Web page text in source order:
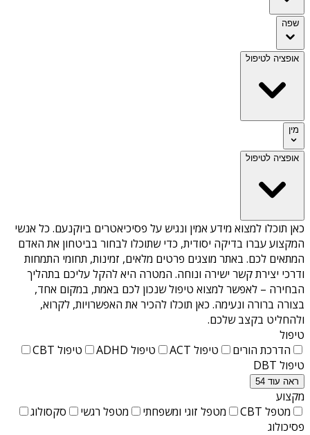
שפה
אופציה לטיפול
מין
אופציה לטיפול
כאן תוכלו למצוא מידע אמין ונגיש על פסיכיאטרים ביוקנעם. כל אנשי
המקצוע עברו בדיקה יסודית, כדי שתוכלו לבחור בביטחון את האדם
המתאים לכם. באתר מוצגים פרטים מלאים, זמינות, תחומי התמחות
ודרכי יצירת קשר ישירה ונוחה. המטרה היא להקל עליכם בתהליך
הבחירה – לאפשר למצוא טיפול שנכון לכם באמת, במקום אחד,
בצורה ברורה ונעימה. כאן תוכלו להכיר את האפשרויות, לקרוא,
ולהחליט בקצב שלכם.
טיפול
הדרכת הורים
טיפול ACT טיפול ADHD
טיפול CBT
טיפול DBT
ראה עוד 54
מקצוע
מטפל CBT
מטפל זוגי ומשפחתי מטפל רגשי
סקסולוג
פסיכולוג